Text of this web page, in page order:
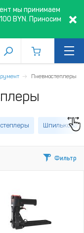
мы принимаем
BYN. Приносим
Пневмостеплеры
Фильтр